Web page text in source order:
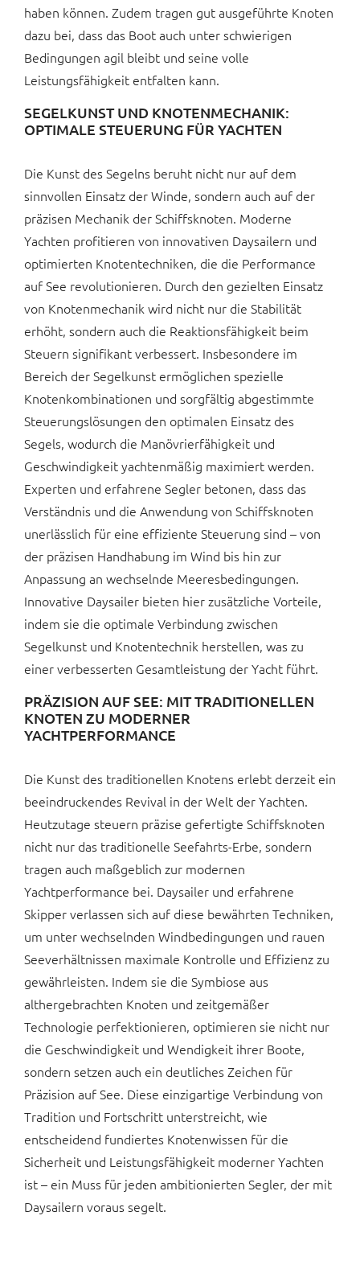
haben können. Zudem tragen gut ausgeführte Knoten
dazu bei, dass das Boot auch unter schwierigen
Bedingungen agil bleibt und seine volle
Leistungsfähigkeit entfalten kann.
SEGELKUNST UND KNOTENMECHANIK:
OPTIMALE STEUERUNG FÜR YACHTEN
Die Kunst des Segelns beruht nicht nur auf dem
sinnvollen Einsatz der Winde, sondern auch auf der
präzisen Mechanik der Schiffsknoten. Moderne
Yachten profitieren von innovativen Daysailern und
optimierten Knotentechniken, die die Performance
auf See revolutionieren. Durch den gezielten Einsatz
von Knotenmechanik wird nicht nur die Stabilität
erhöht, sondern auch die Reaktionsfähigkeit beim
Steuern signifikant verbessert. Insbesondere im
Bereich der Segelkunst ermöglichen spezielle
Knotenkombinationen und sorgfältig abgestimmte
Steuerungslösungen den optimalen Einsatz des
Segels, wodurch die Manövrierfähigkeit und
Geschwindigkeit yachtenmäßig maximiert werden.
Experten und erfahrene Segler betonen, dass das
Verständnis und die Anwendung von Schiffsknoten
unerlässlich für eine effiziente Steuerung sind – von
der präzisen Handhabung im Wind bis hin zur
Anpassung an wechselnde Meeresbedingungen.
Innovative Daysailer bieten hier zusätzliche Vorteile,
indem sie die optimale Verbindung zwischen
Segelkunst und Knotentechnik herstellen, was zu
einer verbesserten Gesamtleistung der Yacht führt.
PRÄZISION AUF SEE: MIT TRADITIONELLEN
KNOTEN ZU MODERNER
YACHTPERFORMANCE
Die Kunst des traditionellen Knotens erlebt derzeit ein
beeindruckendes Revival in der Welt der Yachten.
Heutzutage steuern präzise gefertigte Schiffsknoten
nicht nur das traditionelle Seefahrts-Erbe, sondern
tragen auch maßgeblich zur modernen
Yachtperformance bei. Daysailer und erfahrene
Skipper verlassen sich auf diese bewährten Techniken,
um unter wechselnden Windbedingungen und rauen
Seeverhältnissen maximale Kontrolle und Effizienz zu
gewährleisten. Indem sie die Symbiose aus
althergebrachten Knoten und zeitgemäßer
Technologie perfektionieren, optimieren sie nicht nur
die Geschwindigkeit und Wendigkeit ihrer Boote,
sondern setzen auch ein deutliches Zeichen für
Präzision auf See. Diese einzigartige Verbindung von
Tradition und Fortschritt unterstreicht, wie
entscheidend fundiertes Knotenwissen für die
Sicherheit und Leistungsfähigkeit moderner Yachten
ist – ein Muss für jeden ambitionierten Segler, der mit
Daysailern voraus segelt.